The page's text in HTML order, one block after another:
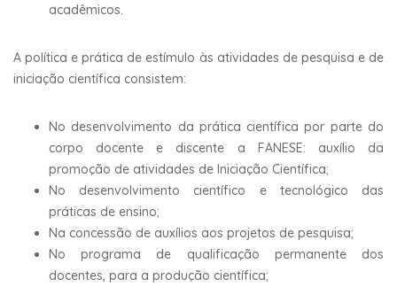
acadêmicos.
A política e prática de estímulo às atividades de pesquisa e de
iniciação científica consistem:
No desenvolvimento da prática científica por parte do
corpo docente e discente a FANESE: auxílio da
promoção de atividades de Iniciação Científica;
No desenvolvimento científico e tecnológico das
práticas de ensino;
Na concessão de auxílios aos projetos de pesquisa;
No programa de qualificação permanente dos
docentes, para a produção científica;